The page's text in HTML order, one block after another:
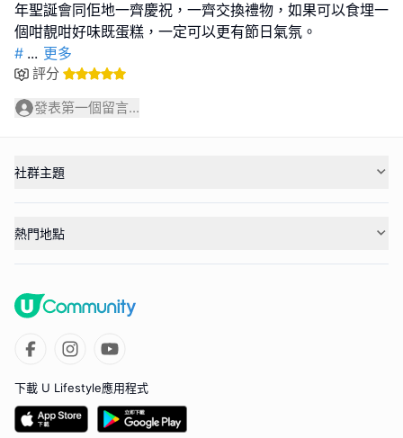
年聖誕會同佢地一齊慶祝，一齊交換禮物，如果可以食埋一
# ... 更多
評分
發表第一個留言...
社群主題
熱門地點
下載 U Lifestyle應用程式